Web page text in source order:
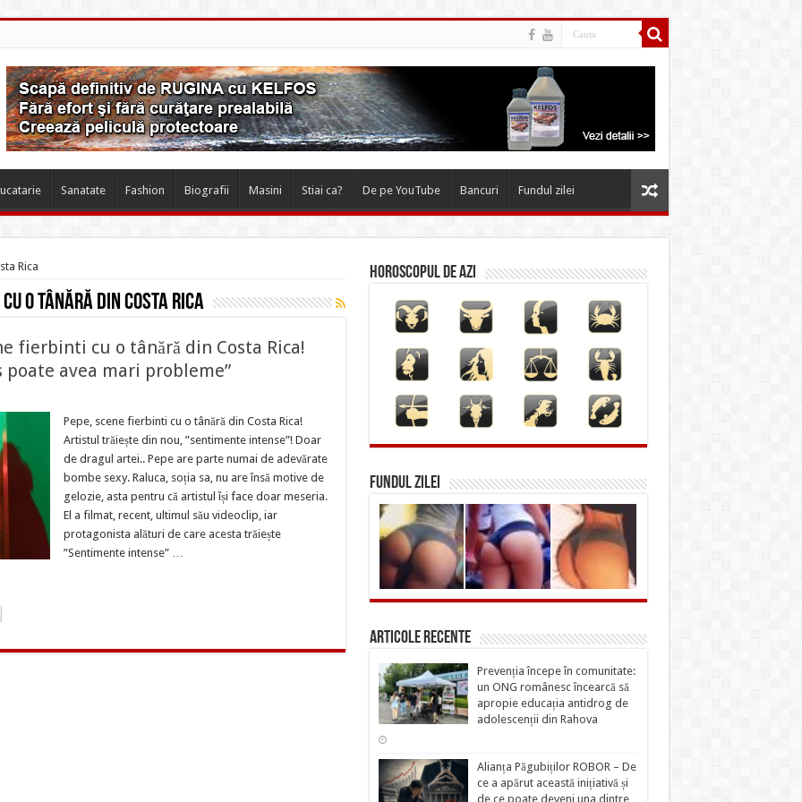
Sanatate Fashion Biografii Masini Stiai ca? De pe YouTube Bancuri Fundul zilei
Rica
o tânără din Costa Rica
fierbinti cu o tânără din Costa Rica!
avea mari probleme”
Pepe, scene fierbinti cu o tânără din Costa Rica!
Artistul trăiește din nou, ”sentimente intense”! Doar
de dragul artei.. Pepe are parte numai de adevărate
bombe sexy. Raluca, soția sa, nu are însă motive de
gelozie, asta pentru că artistul își face doar meseria.
El a filmat, recent, ultimul său videoclip, iar
protagonista alături de care acesta trăiește
”Sentimente intense” …
Horoscopul de azi
FUNDUL ZILEI
Articole recente
Prevenția începe în comunitate:
un ONG românesc încearcă să
apropie educația antidrog de
adolescenții din Rahova
Alianța Păgubiților ROBOR – De
ce a apărut această inițiativă și
de ce poate deveni una dintre